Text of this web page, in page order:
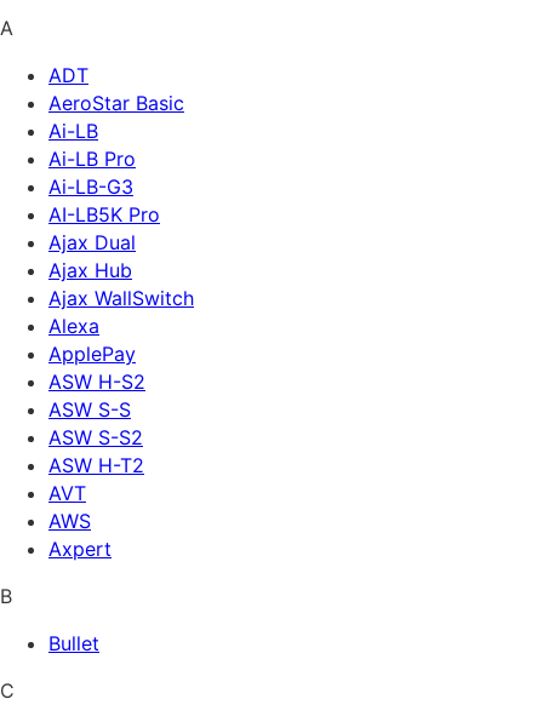
A
ADT
AeroStar Basic
Ai-LB
Ai-LB Pro
Ai-LB-G3
AI-LB5K Pro
Ajax Dual
Ajax Hub
Ajax WallSwitch
Alexa
ApplePay
ASW H-S2
ASW S-S
ASW S-S2
ASW Н-Т2
AVT
AWS
Axpert
B
Bullet
C